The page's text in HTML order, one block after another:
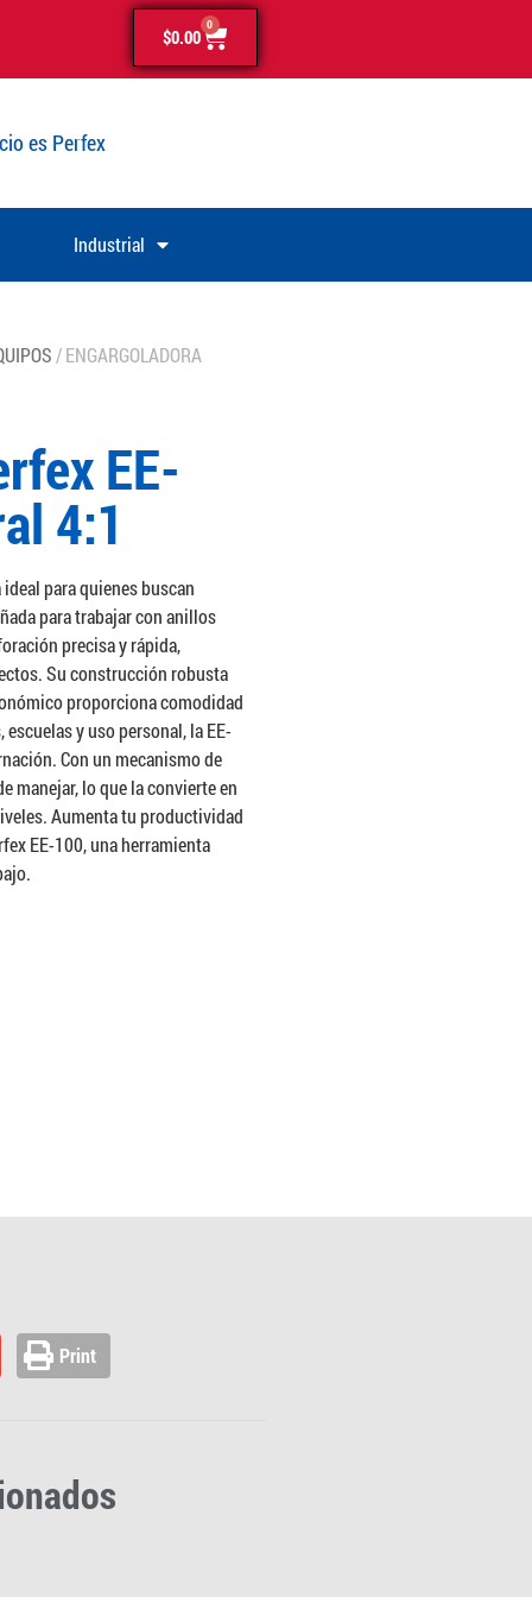
$0.00
0
es Perfex
Industrial
/ ENGARGOLADORA
EE-
4:1
para quienes buscan
para trabajar con anillos
precisa y rápida,
Su construcción robusta
proporciona comodidad
y uso personal, la EE-
Con un mecanismo de
manejar, lo que la convierte en
Aumenta tu productividad
EE-100, una herramienta
Print